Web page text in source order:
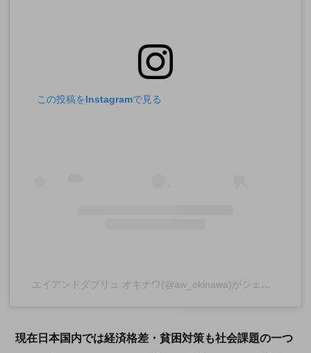
この投稿をInstagramで見る
エイアンドダブリュ オキナワ(@aw_okinawa)がシェアした投稿
現在日本国内では経済格差・貧困対策も社会課題の一つ